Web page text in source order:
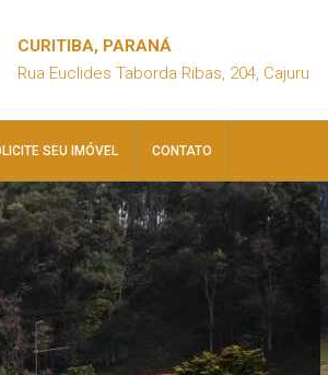
CURITIBA, PARANÁ
Rua Euclides Taborda Ribas, 204, Cajuru
SEU IMÓVEL CONTATO